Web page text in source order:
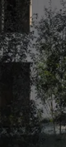
的灯杆
下